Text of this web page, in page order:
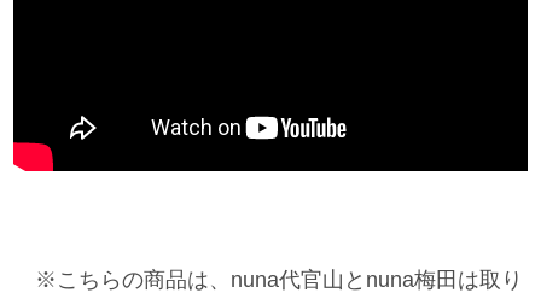
※こちらの商品は、nuna代官山とnuna梅田は取り